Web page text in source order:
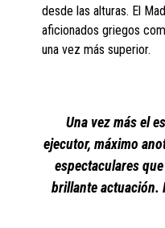
desde las alturas. El
aficionados griegos
una vez más superior.
Una vez más el
ejecutor, máximo
espectaculares
brillante actuación.